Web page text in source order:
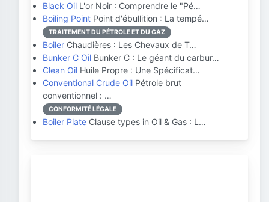
Black Oil L'or Noir : Comprendre le "Pé…
Boiling Point Point d'ébullition : La tempé…
TRAITEMENT DU PÉTROLE ET DU GAZ
Boiler Chaudières : Les Chevaux de T…
Bunker C Oil Bunker C : Le géant du carbur…
Clean Oil Huile Propre : Une Spécificat…
Conventional Crude Oil Pétrole brut
conventionnel : …
CONFORMITÉ LÉGALE
Boiler Plate Clause types in Oil & Gas : L…